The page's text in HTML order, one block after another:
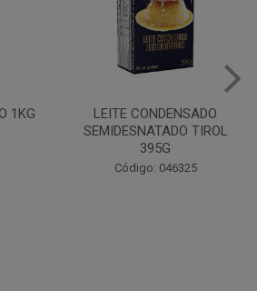
TIROL
CHANTILINHO EM PO
MIX
Código: 037442